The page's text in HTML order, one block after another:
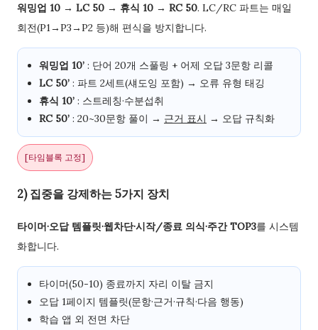
워밍업 10 → LC 50 → 휴식 10 → RC 50. LC/RC 파트는 매일
회전(P1→P3→P2 등)해 편식을 방지합니다.
워밍업 10’ : 단어 20개 스풀링 + 어제 오답 3문항 리콜
LC 50’ : 파트 2세트(섀도잉 포함) → 오류 유형 태깅
휴식 10’ : 스트레칭·수분섭취
RC 50’ : 20~30문항 풀이 → 근거 표시 → 오답 규칙화
[타임블록 고정]
2) 집중을 강제하는 5가지 장치
타이머·오답 템플릿·웹차단·시작/종료 의식·주간 TOP3를 시스템
화합니다.
타이머(50-10) 종료까지 자리 이탈 금지
오답 1페이지 템플릿(문항·근거·규칙·다음 행동)
학습 앱 외 전면 차단